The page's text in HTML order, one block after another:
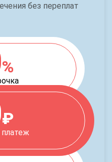
без переплат
%
₽